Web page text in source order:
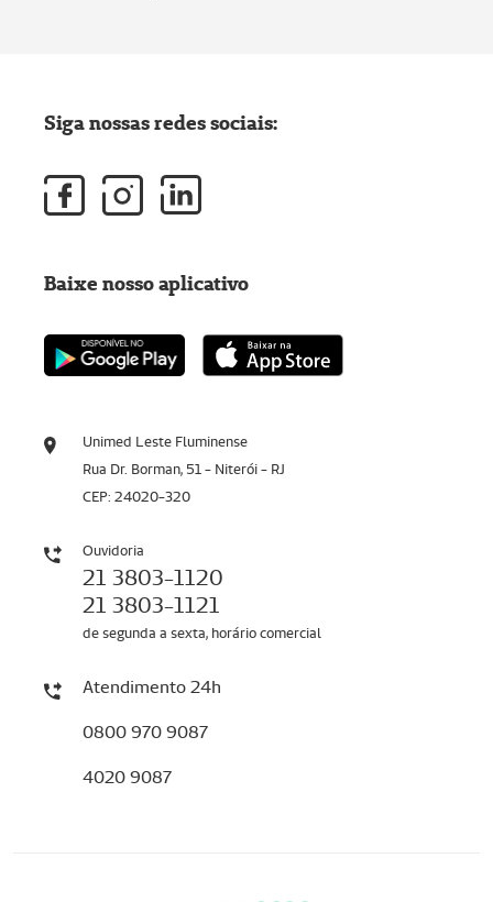
Unimed Leste Fluminense
Rua Dr. Borman, 51 - Niterói - RJ
CEP: 24020-320
Ouvidoria
21 3803-1120
21 3803-1121
de segunda a sexta, horário comercial
Atendimento 24h
0800 970 9087
4020 9087
Siga nossas redes sociais:
Baixe nosso aplicativo